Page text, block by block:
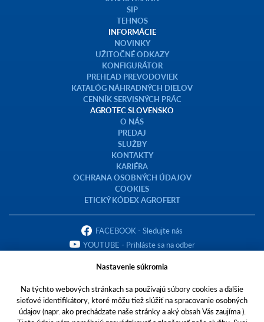
SIP
TEHNOS
INFORMÁCIE
NOVINKY
UŽITOČNÉ ODKAZY
KONFIGURÁTOR
PREHĽAD PREVODOVIEK
KATALÓG NÁHRADNÝCH DIELOV
CENNÍK SERVISNÝCH PRÁC
AGROTEC SLOVENSKO
O NÁS
PREDAJ
SLUŽBY
KONTAKTY
KARIÉRA
OCHRANA OSOBNÝCH ÚDAJOV
COOKIES
ETICKÝ KÓDEX AGROFERT
FACEBOOK - Sledujte nás
YOUTUBE - Prihláste sa na odber
Copyright © 2023 AGROTEC Slovensko s.r.o.
Nastavenie súkromia
Na týchto webových stránkach sa používajú súbory cookies a ďalšie
sieťové identifikátory, ktoré môžu tiež slúžiť na spracovanie osobných
údajov (napr. ako prechádzate naše stránky a aký obsah Vás zaujíma ).